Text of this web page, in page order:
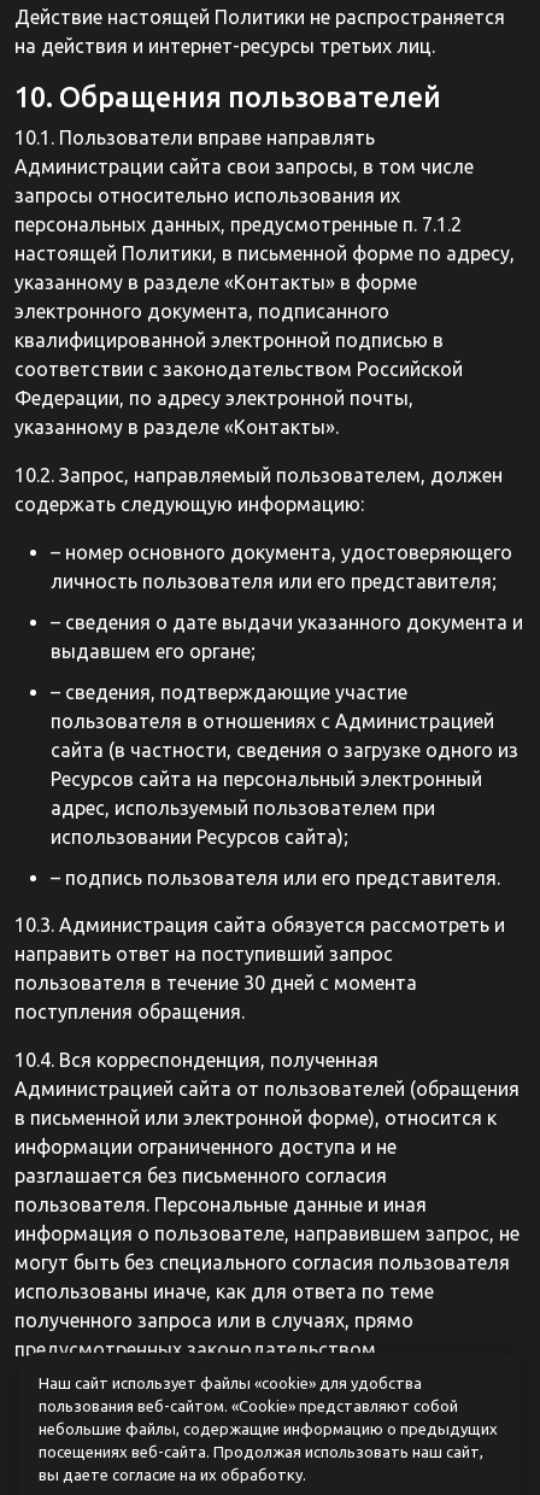
Действие настоящей Политики не распространяется
на действия и интернет-ресурсы третьих лиц.
10. Обращения пользователей
10.1. Пользователи вправе направлять
Администрации сайта свои запросы, в том числе
запросы относительно использования их
персональных данных, предусмотренные п. 7.1.2
настоящей Политики, в письменной форме по адресу,
указанному в разделе «Контакты» в форме
электронного документа, подписанного
квалифицированной электронной подписью в
соответствии с законодательством Российской
Федерации, по адресу электронной почты,
указанному в разделе «Контакты».
10.2. Запрос, направляемый пользователем, должен
содержать следующую информацию:
– номер основного документа, удостоверяющего
личность пользователя или его представителя;
– сведения о дате выдачи указанного документа и
выдавшем его органе;
– сведения, подтверждающие участие
пользователя в отношениях с Администрацией
сайта (в частности, сведения о загрузке одного из
Ресурсов сайта на персональный электронный
адрес, используемый пользователем при
использовании Ресурсов сайта);
– подпись пользователя или его представителя.
10.3. Администрация сайта обязуется рассмотреть и
направить ответ на поступивший запрос
пользователя в течение 30 дней с момента
поступления обращения.
10.4. Вся корреспонденция, полученная
Администрацией сайта от пользователей (обращения
в письменной или электронной форме), относится к
информации ограниченного доступа и не
разглашается без письменного согласия
пользователя. Персональные данные и иная
информация о пользователе, направившем запрос, не
могут быть без специального согласия пользователя
использованы иначе, как для ответа по теме
полученного запроса или в случаях, прямо
предусмотренных законодательством.
Наш сайт использует файлы «cookie» для удобства
пользования веб-сайтом. «Cookie» представляют собой
небольшие файлы, содержащие информацию о предыдущих
посещениях веб-сайта. Продолжая использовать наш сайт,
вы даете согласие на их обработку.